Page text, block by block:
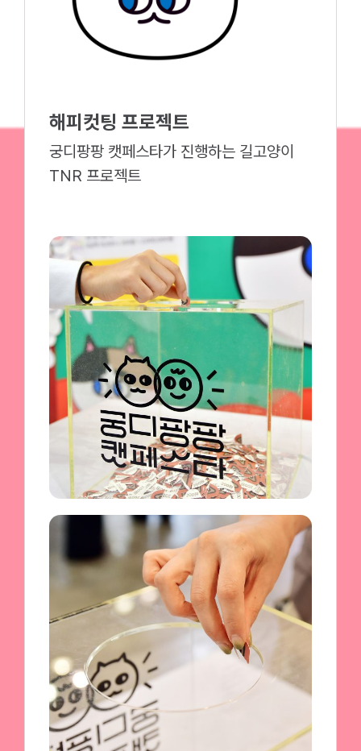
해피컷팅 프로젝트
궁디팡팡 캣페스타가 진행하는 길고양이
TNR 프로젝트